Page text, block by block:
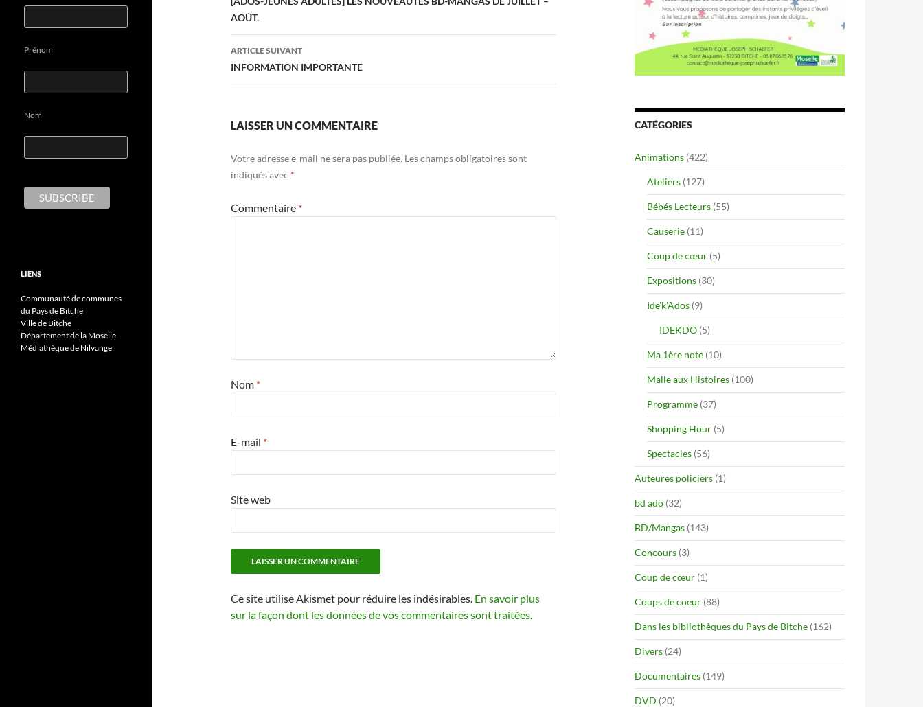
articles
AOÛT.
ARTICLE SUIVANT
INFORMATION IMPORTANTE
LAISSER UN COMMENTAIRE
Votre adresse e-mail ne sera pas publiée. Les champs obligatoires sont
indiqués avec *
Commentaire *
Nom *
E-mail *
Site web
Ce site utilise Akismet pour réduire les indésirables. En savoir plus
sur la façon dont les données de vos commentaires sont traitées
CATÉGORIES
Animations (422)
Ateliers (127)
Bébés Lecteurs (55)
Causerie (11)
Coup de cœur (5)
Expositions (30)
Ide'k'Ados (9)
IDEKDO (5)
Ma 1ère note (10)
Malle aux Histoires (100)
Programme (37)
Shopping Hour (5)
Spectacles (56)
Auteures policiers (1)
bd ado (32)
BD/Mangas (143)
Concours (3)
Coup de cœur (1)
Coups de coeur (88)
Dans les bibliothèques du Pays de Bitche (162)
Divers (24)
Documentaires (149)
DVD (20)
Prénom
Nom
LIENS
Communauté de communes
du Pays de Bitche
Ville de Bitche
Département de la Moselle
Médiathèque de Nilvange